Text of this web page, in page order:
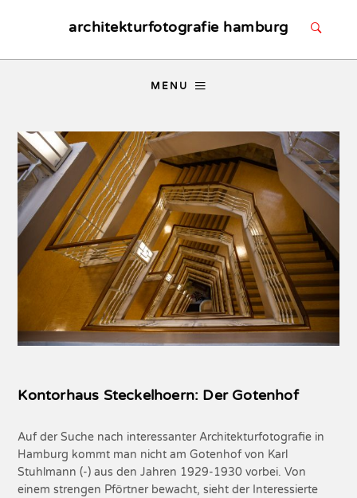
architekturfotografie hamburg
MENU
Kontorhaus Steckelhoern: Der Gotenhof
Auf der Suche nach interessanter Architekturfotografie in
Hamburg kommt man nicht am Gotenhof von Karl
Stuhlmann (-) aus den Jahren 1929-1930 vorbei. Von
einem strengen Pförtner bewacht, sieht der Interessierte